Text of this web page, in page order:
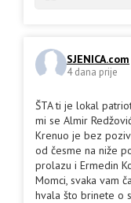
SJENICA.com
4 dana prije
ŠTA ti je lokal
mi se Almir
Krenuo je bez
od česme na niže
prolazu i Ermedin
Momci, svaka vam
hvala što brinete o